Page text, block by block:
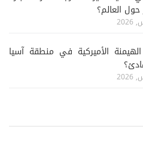
حول العالم؟
الأميركية في منطقة آسيا